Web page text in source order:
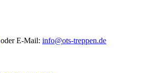
oder E-Mail: info@ots-treppen.de